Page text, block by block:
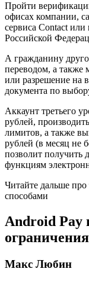
Пройти
офисах компании,
сервиса Contact
Российской
А гражданину
переводом, а также
или разрешение на
документа по
Аккаунт третьего
рублей,
лимитов, а также
рублей (в месяц не
позволит получить
функциям
Читайте дальше
способами
Android Pay
ограничения
Макс Любин